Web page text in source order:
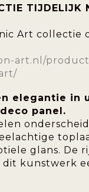
TIJDELIJK
Art collectie
art.nl/
elegantie in
panel.
glans. De
dit kunstwerk